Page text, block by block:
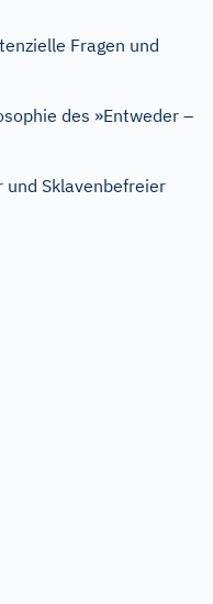
Fragen und
des »Entweder –
und Sklavenbefreier